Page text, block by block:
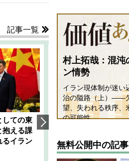
記事一覧
しての東
抱える課
イラン
韓国にも理解してほ
全保障協力の意味
千々和泰明
村上拓哉：混沌
ン情勢
イラン現体制が迷い
治の隘路（上）――
望、失われる秩序、
の可能性
無料公開中の記事